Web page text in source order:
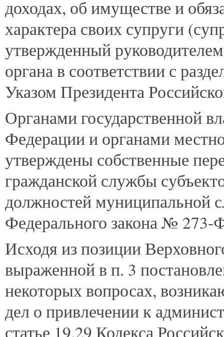
доходах, об имуществе и
характера своих супруги
утвержденный
органа в соответствии с
Указом Президента
Органами государственной
Федерации и органами
утверждены собственные
гражданской службы
должностей муниципальной
Федерального закона № 273-
Исходя из позиции
выраженной в п. 3
некоторых вопросах,
дел о привлечении к
статье 19.29 Кодекса